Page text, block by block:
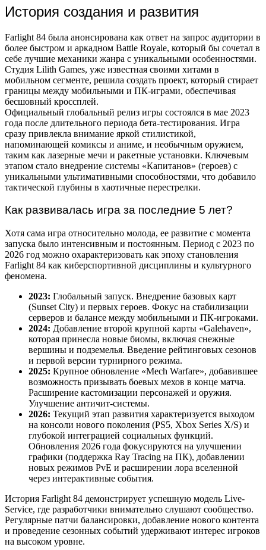
История создания и развития
Farlight 84 была анонсирована как ответ на запрос аудитории в
более быстром и аркадном Battle Royale, который бы сочетал в
себе лучшие механики жанра с уникальными особенностями.
Студия Lilith Games, уже известная своими хитами в
мобильном сегменте, решила создать проект, который стирает
границы между мобильными и ПК-играми, обеспечивая
бесшовный кроссплей.
Официальный глобальный релиз игры состоялся в мае 2023
года после длительного периода бета-тестирования. Игра
сразу привлекла внимание яркой стилистикой,
напоминающей комиксы и аниме, и необычным оружием,
таким как лазерные мечи и ракетные установки. Ключевым
этапом стало внедрение системы «Капитанов» (героев) с
уникальными ультимативными способностями, что добавило
тактической глубины в хаотичные перестрелки.
Как развивалась игра за последние 5 лет?
Хотя сама игра относительно молода, ее развитие с момента
запуска было интенсивным и постоянным. Период с 2023 по
2026 год можно охарактеризовать как эпоху становления
Farlight 84 как киберспортивной дисциплины и культурного
феномена.
2023: Глобальный запуск. Внедрение базовых карт
(Sunset City) и первых героев. Фокус на стабилизации
серверов и балансе между мобильными и ПК-игроками.
2024: Добавление второй крупной карты «Galehaven»,
которая принесла новые биомы, включая снежные
вершины и подземелья. Введение рейтинговых сезонов
и первой версии турнирного режима.
2025: Крупное обновление «Mech Warfare», добавившее
возможность призывать боевых мехов в конце матча.
Расширение кастомизации персонажей и оружия.
Улучшение античит-системы.
2026: Текущий этап развития характеризуется выходом
на консоли нового поколения (PS5, Xbox Series X/S) и
глубокой интеграцией социальных функций.
Обновления 2026 года фокусируются на улучшении
графики (поддержка Ray Tracing на ПК), добавлении
новых режимов PvE и расширении лора вселенной
через интерактивные события.
История Farlight 84 демонстрирует успешную модель Live-
Service, где разработчики внимательно слушают сообщество.
Регулярные патчи балансировки, добавление нового контента
и проведение сезонных событий удерживают интерес игроков
на высоком уровне.